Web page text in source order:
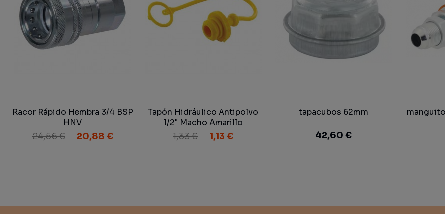
Racor Rápido Hembra 3/4 BSP
HNV
24,56 € 20,88 €
Tapón Hidráulico Antipolvo
1/2" Macho Amarillo
1,33 € 1,13 €
tapacubos 62mm
42,60 €